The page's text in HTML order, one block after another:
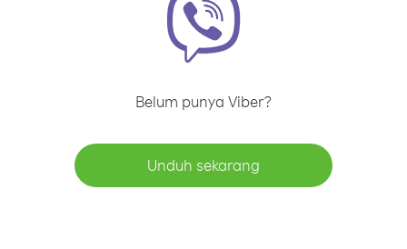
Belum punya Viber?
Unduh sekarang